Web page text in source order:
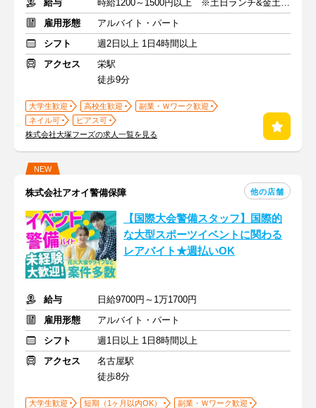
給与
時給1200～1500円以上 ※土日ランチ&金土ディナー…時給+100円
雇用形態
アルバイト・パート
シフト
週2日以上 1日4時間以上
アクセス
栄駅
徒歩9分
大学生歓迎 高校生歓迎
副業・Ｗワーク歓迎
ネイル可
ピアス可
株式会社大塚フーズの求人一覧を見る
NEW
株式会社アオイ警備保障 他の店舗
【国際大会警備スタッフ】国際的
な大型スポーツイベントに関わる
レアバイト★週払いOK
給与
日給9700円～1万1700円
雇用形態
アルバイト・パート
シフト
週1日以上 1日8時間以上
アクセス
名古屋駅
徒歩8分
大学生歓迎 短期（1ヶ月以内OK）
副業・Ｗワーク歓迎